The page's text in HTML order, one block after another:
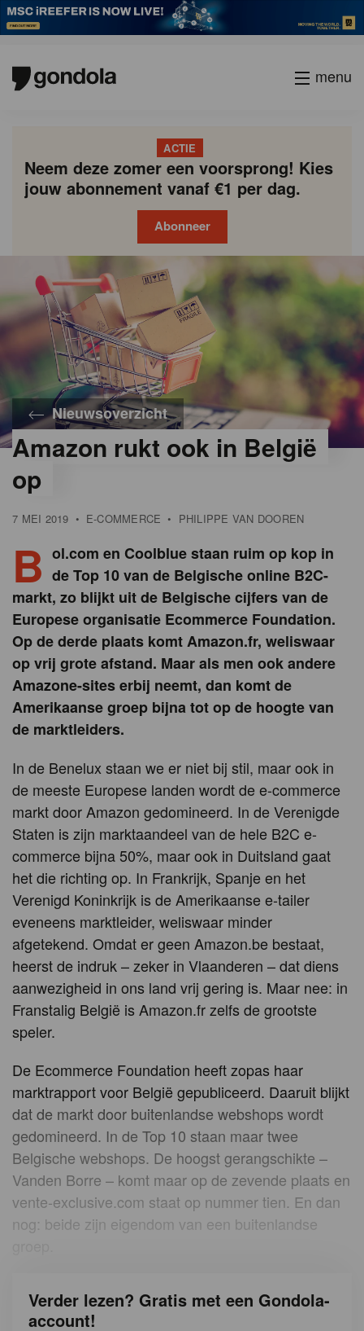
menu
ACTIE
Neem deze zomer een voorsprong! Kies
jouw abonnement vanaf €1 per dag.
Abonneer
Nieuwsoverzicht
Amazon rukt ook in België
op
7 MEI 2019 • E-COMMERCE • PHILIPPE VAN DOOREN
B ol.com en Coolblue staan ruim op kop in
de Top 10 van de Belgische online B2C-
markt, zo blijkt uit de Belgische cijfers van de
Europese organisatie Ecommerce Foundation.
Op de derde plaats komt Amazon.fr, weliswaar
op vrij grote afstand. Maar als men ook andere
Amazone-sites erbij neemt, dan komt de
Amerikaanse groep bijna tot op de hoogte van
de marktleiders.
In de Benelux staan we er niet bij stil, maar ook in
de meeste Europese landen wordt de e-commerce
markt door Amazon gedomineerd. In de Verenigde
Staten is zijn marktaandeel van de hele B2C e-
commerce bijna 50%, maar ook in Duitsland gaat
het die richting op. In Frankrijk, Spanje en het
Verenigd Koninkrijk is de Amerikaanse e-tailer
eveneens marktleider, weliswaar minder
afgetekend. Omdat er geen Amazon.be bestaat,
heerst de indruk – zeker in Vlaanderen – dat diens
aanwezigheid in ons land vrij gering is. Maar nee: in
Franstalig België is Amazon.fr zelfs de grootste
speler.
De Ecommerce Foundation heeft zopas haar
marktrapport voor België gepubliceerd. Daaruit blijkt
dat de markt door buitenlandse webshops wordt
gedomineerd. In de Top 10 staan maar twee
Belgische webshops. De hoogst gerangschikte –
Vanden Borre – komt maar op de zevende plaats en
vente-exclusive.com staat op nummer tien. En dan
nog: beide zijn eigendom van een buitenlandse
Verder lezen? Gratis met een Gondola-
account!
academy
society